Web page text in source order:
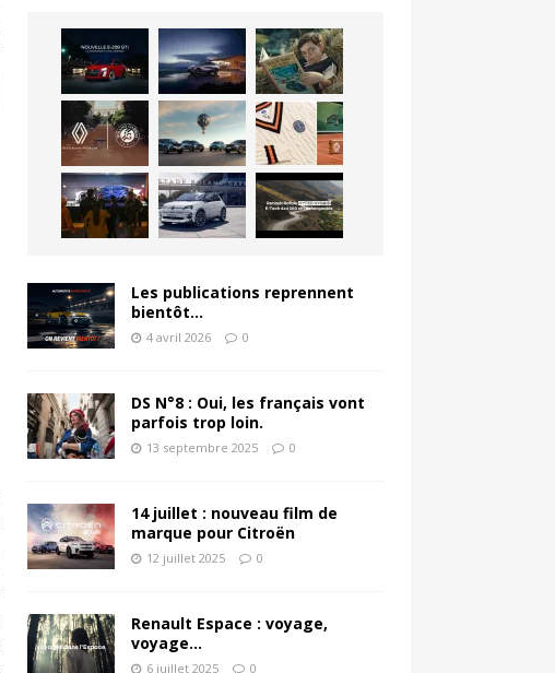
Les publications reprennent
bientôt…
4 avril 2026 0
DS N°8 : Oui, les français vont
parfois trop loin.
13 septembre 2025 0
14 juillet : nouveau film de
marque pour Citroën
12 juillet 2025 0
Renault Espace : voyage,
voyage…
6 juillet 2025 0